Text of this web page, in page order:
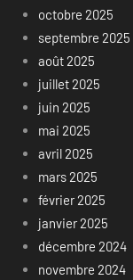
octobre 2025
septembre 2025
août 2025
juillet 2025
juin 2025
mai 2025
avril 2025
mars 2025
février 2025
janvier 2025
décembre 2024
novembre 2024